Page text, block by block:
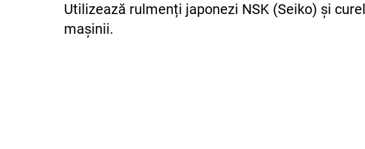
Utilizează rulmenți japonezi NSK (Seiko) și
mașinii.